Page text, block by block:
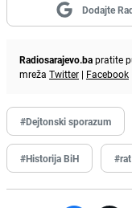
Dodajte
Radiosarajevo.bapratite
mreža Twitter | Facebook
#Dejtonski sporazum
#Historija BiH